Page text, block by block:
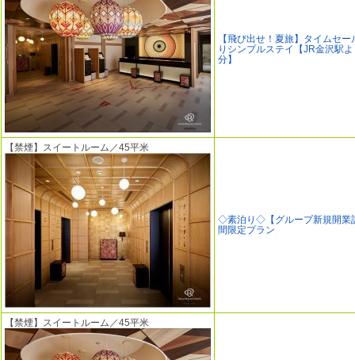
【飛び出せ！夏旅】タイムセ
りシンプルステイ【JR金沢駅
分】
【禁煙】スイートルーム／45平米
◇素泊り◇【グループ新規開業
間限定プラン
【禁煙】スイートルーム／45平米